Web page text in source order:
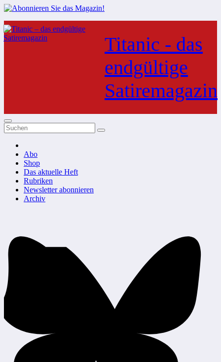
Zum
Inhalt
springen
Titanic - das
endgültige
Satiremagazin
Abo
Shop
Das aktuelle Heft
Rubriken
Newsletter abonnieren
Archiv